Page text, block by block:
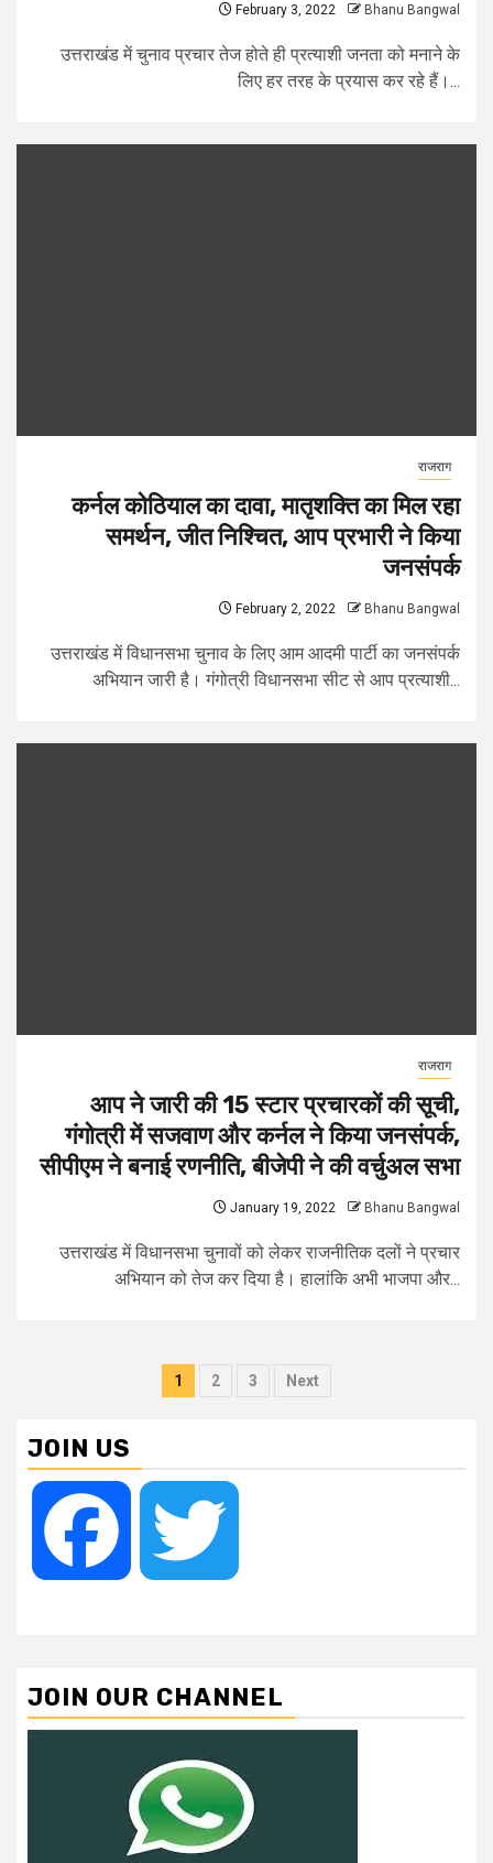
February 3, 2022 Bhanu Bangwal
उत्तराखंड में चुनाव प्रचार तेज होते ही प्रत्याशी जनता को मनाने के
लिए हर तरह के प्रयास कर रहे हैं।...
राजराग
कर्नल कोठियाल का दावा, मातृशक्ति का मिल रहा
समर्थन, जीत निश्चित, आप प्रभारी ने किया
जनसंपर्क
February 2, 2022 Bhanu Bangwal
उत्तराखंड में विधानसभा चुनाव के लिए आम आदमी पार्टी का जनसंपर्क
अभियान जारी है। गंगोत्री विधानसभा सीट से आप प्रत्याशी...
राजराग
आप ने जारी की 15 स्टार प्रचारकों की सूची,
गंगोत्री में सजवाण और कर्नल ने किया जनसंपर्क,
सीपीएम ने बनाई रणनीति, बीजेपी ने की वर्चुअल सभा
January 19, 2022 Bhanu Bangwal
उत्तराखंड में विधानसभा चुनावों को लेकर राजनीतिक दलों ने प्रचार
अभियान को तेज कर दिया है। हालांकि अभी भाजपा और...
Posts
1 2 3 Next
JOIN US
Facebook
JOIN OUR CHANNEL